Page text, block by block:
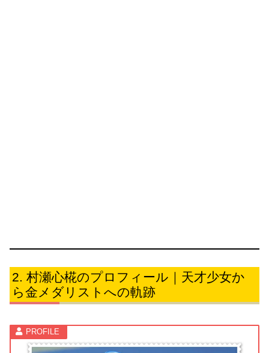
村瀬心椛のプロフィール｜天才少女か
ら金メダリストへの軌跡